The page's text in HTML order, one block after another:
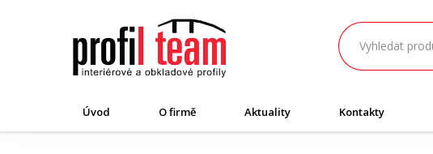
Úvod O firmě Aktuality Kontakty